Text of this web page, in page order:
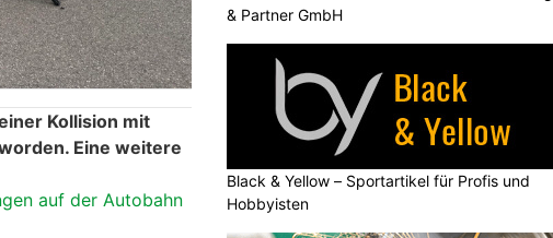
Kollision mit
Eine weitere
auf der Autobahn
& Partner GmbH
Black & Yellow – Sportartikel für Profis und
Hobbyisten